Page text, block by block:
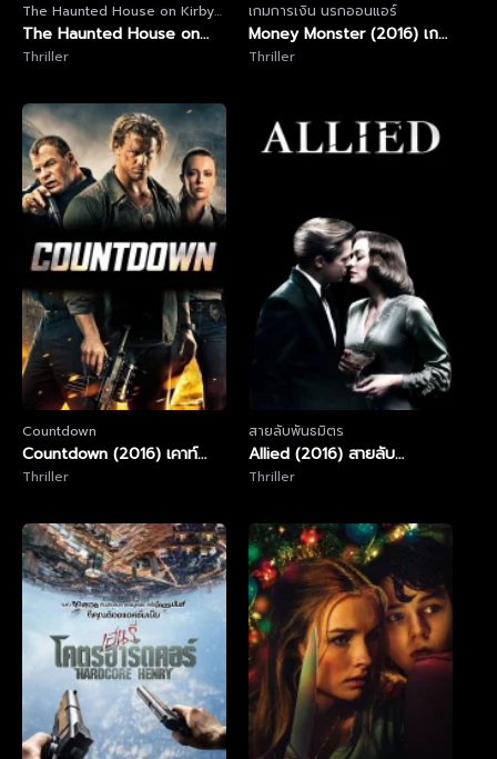
The Haunted House on Kirby
Road
The Haunted House on
Kirby Road (2016) บ้านผีสิง
Thriller
เกมการเงิน นรกออนแอร์
Money Monster (2016) เกม
การเงิน นรกออนแอร์
Thriller
Countdown
Countdown (2016) เคาท์
ดาวน์
Thriller
สายลับพันธมิตร
Allied (2016) สายลับ
พันธมิตร
Thriller